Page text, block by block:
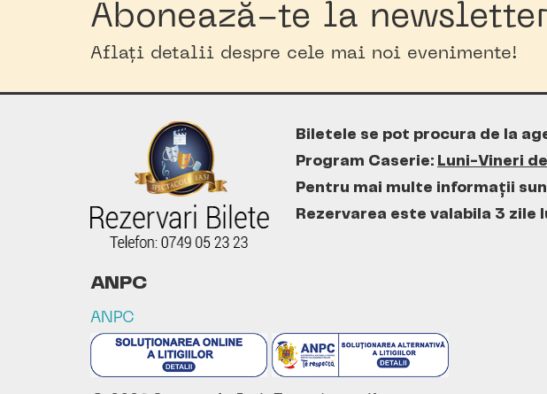
Abonează-te la
Aflați detalii despre cele mai noi evenimente!
Biletele se pot procura de la
Program Caserie: Luni-Vineri
Pentru mai multe informații
Rezervarea este valabila 3 zile
ANPC
ANPC